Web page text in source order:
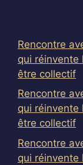
Rencontre
qui réinvente
être collectif
Rencontre
qui réinvente
être collectif
Rencontre
qui réinvente